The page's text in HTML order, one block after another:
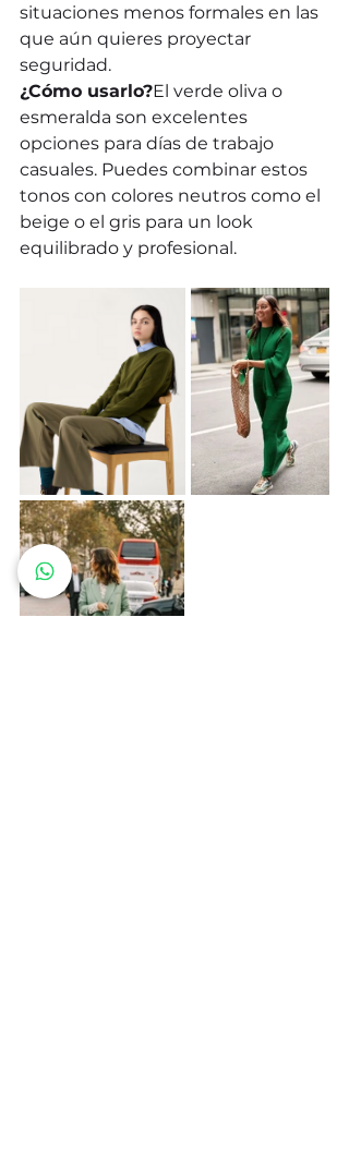
situaciones menos formales en las
que aún quieres proyectar
seguridad.
¿Cómo usarlo?El verde oliva o
esmeralda son excelentes
opciones para días de trabajo
casuales. Puedes combinar estos
tonos con colores neutros como el
beige o el gris para un look
equilibrado y profesional.